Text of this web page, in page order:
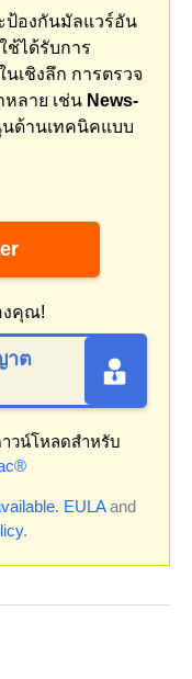
ป้องกันมัลแวร์อัน
ช้ได้รับการ
เชิงลึก การตรวจ
ลาย เช่น News-
ด้านเทคนิคแบบ
งคุณ!
าต
วน์โหลดสำหรับ
EULAand
.